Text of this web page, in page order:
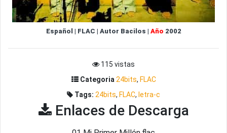
Español | FLAC | Autor Bacilos | Año 2002
115 vistas
Categoria 24bits, FLAC
Tags: 24bits, FLAC, letra-c
Enlaces de Descarga